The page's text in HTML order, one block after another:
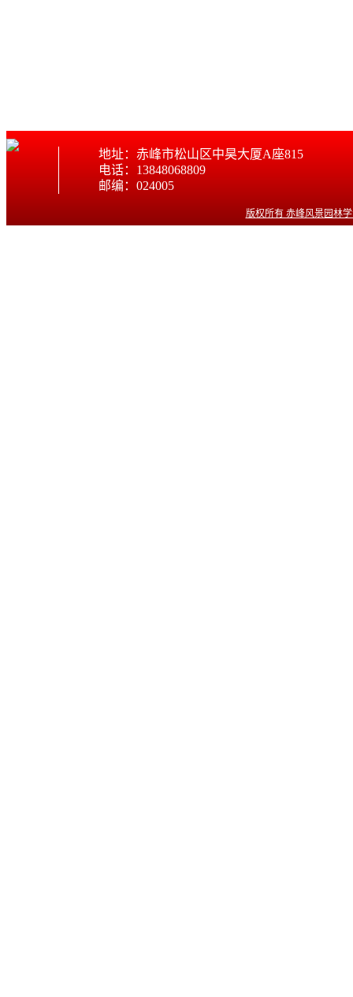
地址：赤峰市松山区中昊大厦A座815
电话：13848068809
邮编：024005
版权所有 赤峰风景园林